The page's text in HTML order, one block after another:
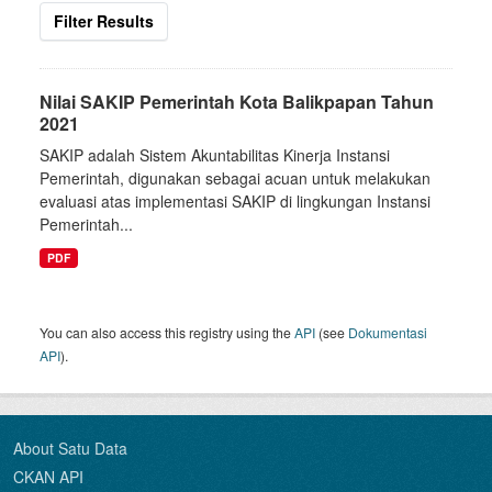
Filter Results
Nilai SAKIP Pemerintah Kota Balikpapan Tahun
2021
SAKIP adalah Sistem Akuntabilitas Kinerja Instansi
Pemerintah, digunakan sebagai acuan untuk melakukan
evaluasi atas implementasi SAKIP di lingkungan Instansi
Pemerintah...
PDF
You can also access this registry using theAPI (see Dokumentasi
API).
About Satu Data
CKAN API